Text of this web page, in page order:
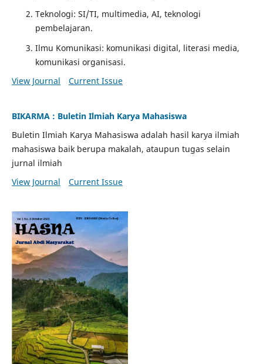
Teknologi: SI/TI, multimedia, AI, teknologi
pembelajaran.
Ilmu Komunikasi: komunikasi digital, literasi media,
komunikasi organisasi.
View Journal
Current Issue
BIKARMA : Buletin Ilmiah Karya Mahasiswa
Buletin Ilmiah Karya Mahasiswa adalah hasil karya ilmiah
mahasiswa baik berupa makalah, ataupun tugas selain
jurnal ilmiah
View Journal
Current Issue